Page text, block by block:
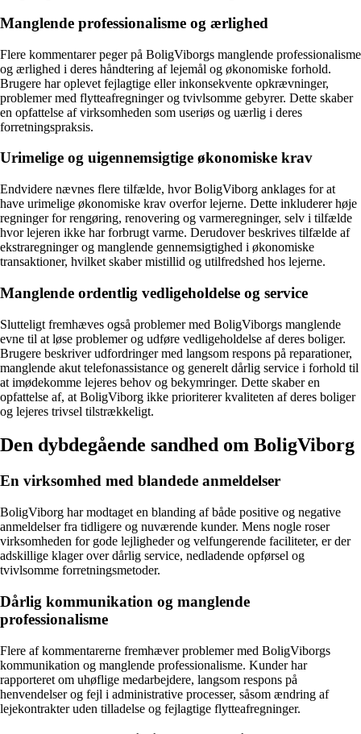
Manglende professionalisme og ærlighed
Flere kommentarer peger på BoligViborgs manglende professionalisme
og ærlighed i deres håndtering af lejemål og økonomiske forhold.
Brugere har oplevet fejlagtige eller inkonsekvente opkrævninger,
problemer med flytteafregninger og tvivlsomme gebyrer. Dette skaber
en opfattelse af virksomheden som useriøs og uærlig i deres
forretningspraksis.
Urimelige og uigennemsigtige økonomiske krav
Endvidere nævnes flere tilfælde, hvor BoligViborg anklages for at
have urimelige økonomiske krav overfor lejerne. Dette inkluderer høje
regninger for rengøring, renovering og varmeregninger, selv i tilfælde
hvor lejeren ikke har forbrugt varme. Derudover beskrives tilfælde af
ekstraregninger og manglende gennemsigtighed i økonomiske
transaktioner, hvilket skaber mistillid og utilfredshed hos lejerne.
Manglende ordentlig vedligeholdelse og service
Slutteligt fremhæves også problemer med BoligViborgs manglende
evne til at løse problemer og udføre vedligeholdelse af deres boliger.
Brugere beskriver udfordringer med langsom respons på reparationer,
manglende akut telefonassistance og generelt dårlig service i forhold til
at imødekomme lejeres behov og bekymringer. Dette skaber en
opfattelse af, at BoligViborg ikke prioriterer kvaliteten af deres boliger
og lejeres trivsel tilstrækkeligt.
Den dybdegående sandhed om BoligViborg
En virksomhed med blandede anmeldelser
BoligViborg har modtaget en blanding af både positive og negative
anmeldelser fra tidligere og nuværende kunder. Mens nogle roser
virksomheden for gode lejligheder og velfungerende faciliteter, er der
adskillige klager over dårlig service, nedladende opførsel og
tvivlsomme forretningsmetoder.
Dårlig kommunikation og manglende
professionalisme
Flere af kommentarerne fremhæver problemer med BoligViborgs
kommunikation og manglende professionalisme. Kunder har
rapporteret om uhøflige medarbejdere, langsom respons på
henvendelser og fejl i administrative processer, såsom ændring af
lejekontrakter uden tilladelse og fejlagtige flytteafregninger.